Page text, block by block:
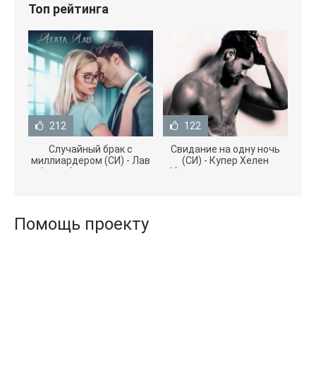
Топ рейтинга
212
Случайный брак с
миллиардером (СИ) - Лав
Агата (полная версия
122
Свидание на одну ночь
(СИ) - Купер Хелен
(бесплатные серии книг
Помощь проекту